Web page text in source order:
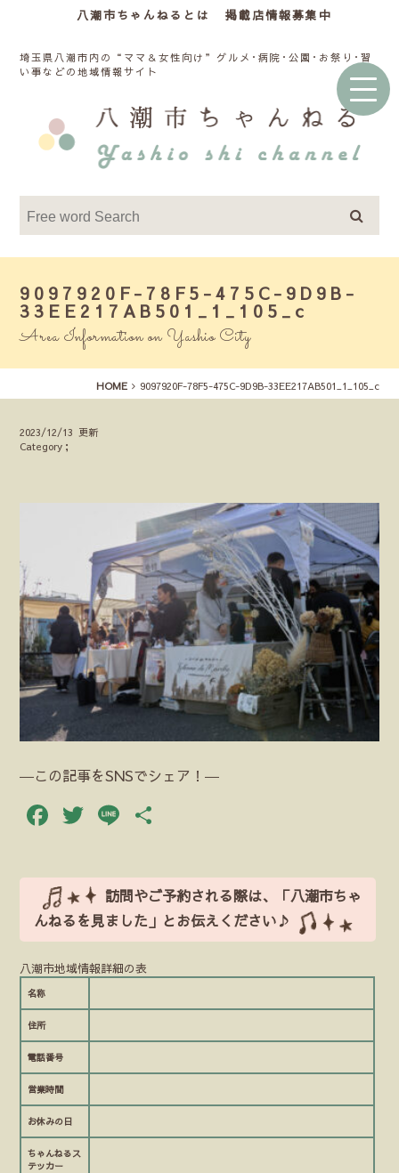
八潮市ちゃんねるとは 掲載店情報募集中
埼玉県八潮市内の“ママ＆女性向け”グルメ･病院･公園･お祭り･習
い事などの地域情報サイト
9097920F-78F5-475C-9D9B-
33EE217AB501_1_105_c
Area Information on Yashio City
HOME 9097920F-78F5-475C-9D9B-33EE217AB501_1_105_c
2023/12/13 更新
Category；
―この記事をSNSでシェア！―
Facebook
Twitter
Line
訪問やご予約される際は、「八潮市ちゃ
んねるを見ました」とお伝えください♪
八潮市地域情報詳細の表
名称
住所
電話番号
営業時間
お休みの日
ちゃんねるス
テッカー